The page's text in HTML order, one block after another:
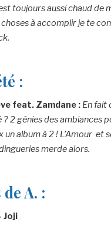
toujours aussi chaud de
choses à accomplir je te
:
feat. Zamdane : En fait
? 2 génies des ambiances
un album à 2 ! L’Amour et
merde alors.
A. :
Joji